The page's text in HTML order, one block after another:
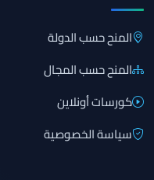
المنح حسب الدولة
المنح حسب المجال
كورسات أونلاين
سياسة الخصوصية